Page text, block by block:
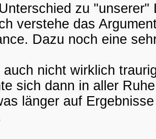
zu
verstehe das
Dazu noch eine
auch nicht wirklich
sich dann in aller
länger auf